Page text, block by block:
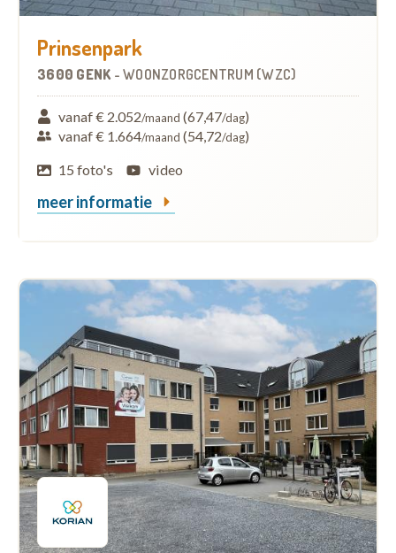
Prinsenpark
3600 GENK - WOONZORGCENTRUM (WZC)
vanaf € 2.052/maand (67,47/dag)
vanaf € 1.664/maand (54,72/dag)
15 foto's
video
meer informatie